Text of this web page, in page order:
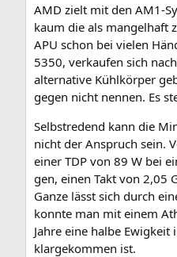
AMD zielt mit den AM1-
kaum die als man­gel­haft
APU schon bei vie­len
5350, ver­kau­fen sich
alter­na­ti­ve Kühl­kör­per
ge­gen nicht nen­nen. Es
Selbst­re­dend kann die
nicht der Anspruch sein.
einer TDP von 89 W bei
gen, einen Takt von 2,05
Gan­ze lässt sich durch
konn­te man mit einem
Jah­re eine hal­be
klar­ge­kom­men ist.